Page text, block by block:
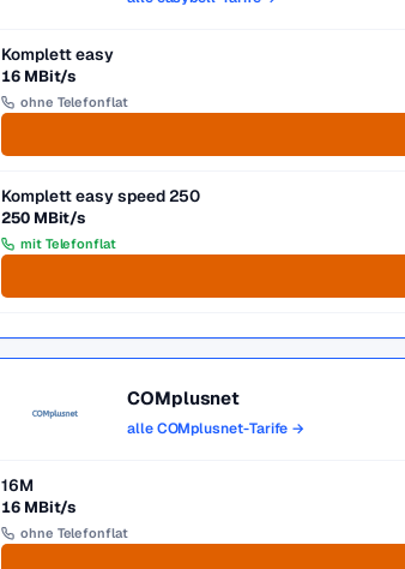
Komplett easy
16 MBit/s
ohne Telefonflat
Komplett easy speed 250
250 MBit/s
mit Telefonflat
COMplusnet
alle COMplusnet-Tarife →
16M
16 MBit/s
ohne Telefonflat